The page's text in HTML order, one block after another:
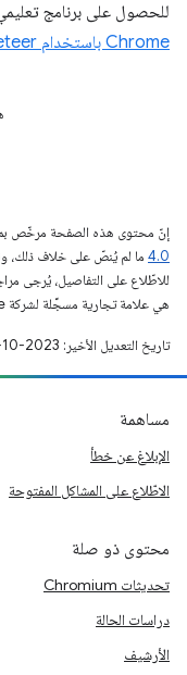
للحصول على برنامج
Chrome باستخدام Puppeteer
إنّ محتوى هذه الصفحة مرخّص
4.0‏ ما لم يُنصّ على خلاف ذلك،
للاطّلاع على التفاصيل، يُرجى
هي علامة تجارية مسجَّلة لشركة Oracle و/أو شركائها التابعين.
تاريخ التعديل الأخير: 2023-10-12 (حسب التوقيت العالمي المتفَّق عليه)
مساهمة
الإبلاغ عن خطأ
الاطّلاع على المشاكل المفتوحة
محتوى ذو صلة
تحديثات Chromium
دراسات الحالة
الأرشيف